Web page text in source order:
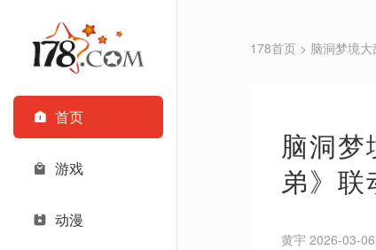
首页
游戏
动漫
178首页 > 脑洞梦境
脑洞
弟》联
黄宇 2026-03-